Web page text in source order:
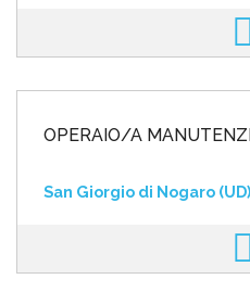
OPERAIO/A
San Giorgio di Nogaro (UD)